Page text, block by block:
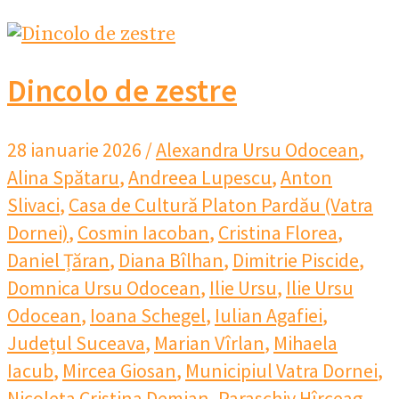
Dincolo de zestre
28 ianuarie 2026 /Alexandra Ursu Odocean,
Alina Spătaru,Andreea Lupescu,Anton
Slivaci, Casa de Cultură Platon Pardău (Vatra
Dornei), Cosmin Iacoban, Cristina Florea,
Daniel Țăran, Diana Bîlhan, Dimitrie Piscide,
Domnica Ursu Odocean, Ilie Ursu, Ilie Ursu
Odocean, Ioana Schegel, Iulian Agafiei,
Județul Suceava, Marian Vîrlan, Mihaela
Iacub, Mircea Giosan, Municipiul Vatra Dornei,